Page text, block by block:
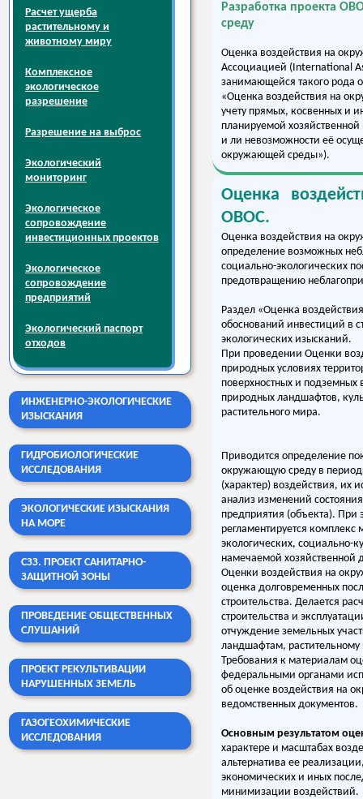
Расчет ущерба
растительному и
животному миру
Комплексное
экологическое
разрешение
Разрешение на выброс
Экологический
мониторинг
Экологическое
сопровождение
инвестиционных проектов
Экологическое
сопровождение
предприятий
Экологический паспорт
отходов
ИНЖЕНЕРНО-ЭКОЛОГИЧЕСКИЕ
ИЗЫСКАНИЯ
ГИДРОБИОЛОГИЧЕСКИЕ
ИССЛЕДОВАНИЯ
ЭКОЛОГИЧЕСКИЕ ИЗЫСКАНИЯ
НА МОРЕ
СЗЗ. ПРОЕКТ САНИТАРНО-
ЗАЩИТНОЙ ЗОНЫ
ПРОВЕДЕНИЕ ОБЩЕСТВЕННЫХ
СЛУШАНИЙ
ПРОЕКТ РЕКУЛЬТИВАЦИИ
НАРУШЕННЫХ ЗЕМЕЛЬ
ГАЗОГЕОХИМИЧЕСКИЕ
ИССЛЕДОВАНИЯ
Разработка проекта
среду
Оценка воздействия на
Ассоциацией (International
занимающейся такого рода
«Оценка воздействия на
учету прямых, косвенных и
планируемой
и ли невозможности её
окружающей среды»).
Оценка
ОВОС.
Оценка воздействия на
определение возможных
социально-экологических
предотвращению
Раздел «Оценка
обоснований инвестиций в
экологических изысканий.
При проведении Оценки
природных условиях
поверхностных и подземных
природных ландшафтов,
растительного мира.
Приводится определение
окружающую среду в
(характер) воздействия, их
анализ изменений
предприятия (объекта).
регламентируется
экологических, социально-
намечаемой хозяйственной
Оценки воздействия на
оценка долговременных
строительства. Делается
строительства и
отчуждение земельных
ландшафтам,
Требования к материалам
федеральными органами
об оценке воздействия на
ведомственных документов.
Основным результатом
характере и масштабах
альтернатива ее
экономических и иных
минимизации воздействий.